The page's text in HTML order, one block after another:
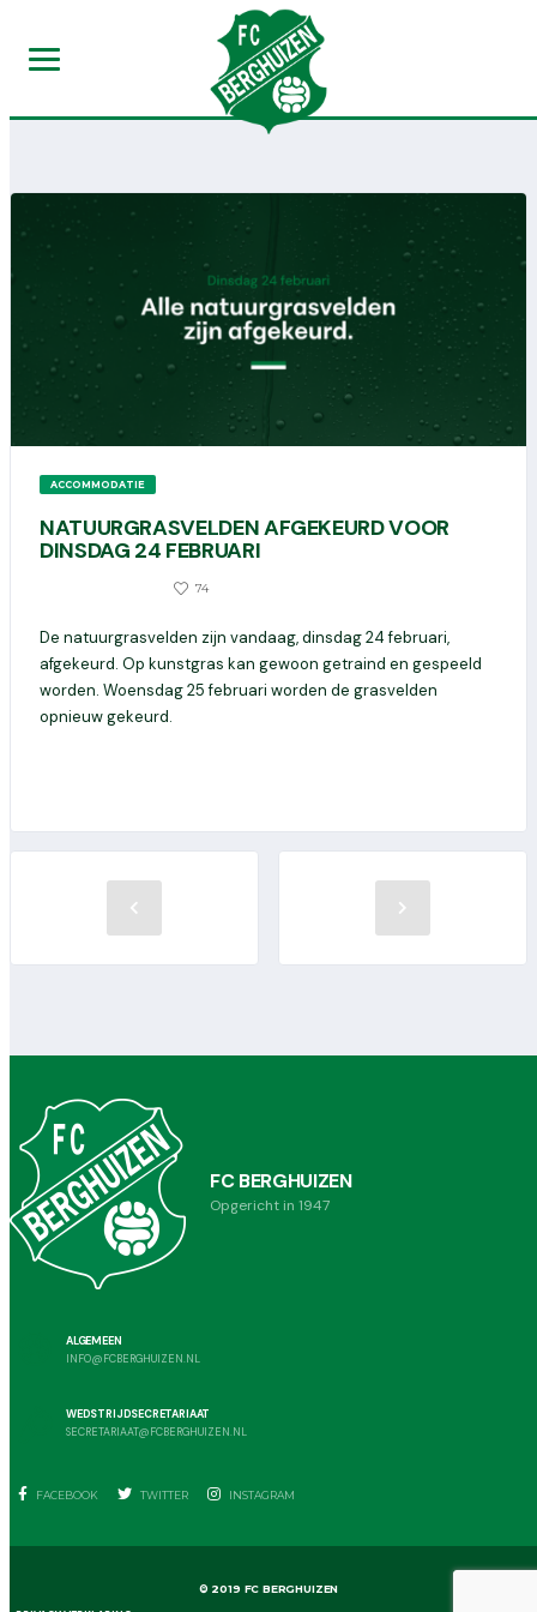
ACCOMMODATIE
NATUURGRASVELDEN AFGEKEURD VOOR
DINSDAG 24 FEBRUARI
74
De natuurgrasvelden zijn vandaag, dinsdag 24 februari,
afgekeurd. Op kunstgras kan gewoon getraind en gespeeld
worden. Woensdag 25 februari worden de grasvelden
opnieuw gekeurd.
FC BERGHUIZEN
Opgericht in 1947
ALGEMEEN
INFO@FCBERGHUIZEN.NL
WEDSTRIJDSECRETARIAAT
SECRETARIAAT@FCBERGHUIZEN.NL
FACEBOOK TWITTER INSTAGRAM
© 2019 FC BERGHUIZEN